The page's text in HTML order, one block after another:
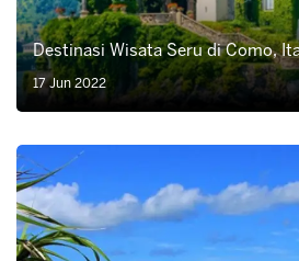
Destinasi Wisata Seru di Como,
17 Jun 2022